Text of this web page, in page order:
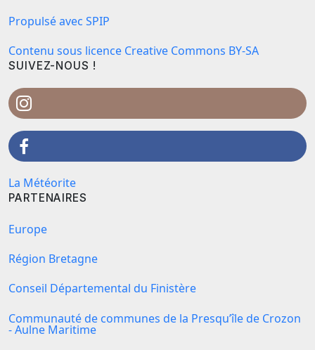
Propulsé avec SPIP
Contenu sous licence Creative Commons BY-SA
SUIVEZ-NOUS !
La Météorite
PARTENAIRES
Europe
Région Bretagne
Conseil Départemental du Finistère
Communauté de communes de la Presqu’île de Crozon
- Aulne Maritime